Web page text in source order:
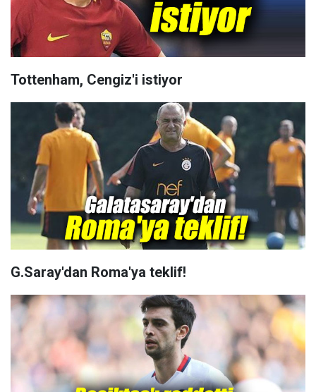
Tottenham, Cengiz'i istiyor
G.Saray'dan Roma'ya teklif!